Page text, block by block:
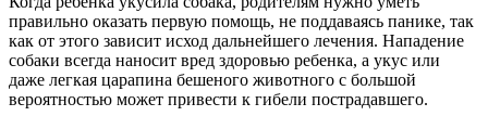
правильно оказать первую помощь, не поддаваясь панике, так
как от этого зависит исход дальнейшего лечения. Нападение
собаки всегда наносит вред здоровью ребенка, а укус или
даже легкая царапина бешеного животного с большой
вероятностью может привести к гибели пострадавшего.